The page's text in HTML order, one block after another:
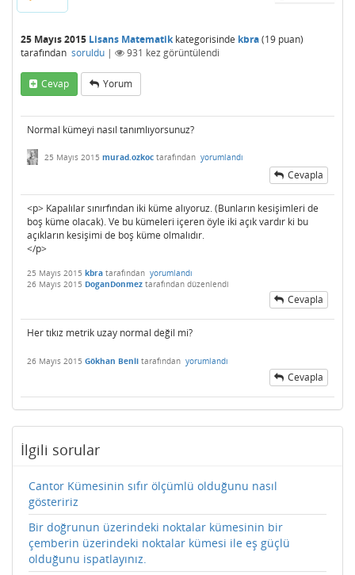
25 Mayıs 2015 Lisans Matematikkategorisinde kbra(19 puan)
tarafından soruldu | 931 kez görüntülendi
Cevap Yorum
Normal kümeyi nasıl tanımlıyorsunuz?
25 Mayıs 2015 murad.ozkoc tarafından yorumlandı
Cevapla
<p> Kapalılar sınırfından iki küme alıyoruz. (Bunların kesişimleri de
boş küme olacak). Ve bu kümeleri içeren öyle iki açık vardır ki bu
açıkların kesişimi de boş küme olmalıdır.
</p>
25 Mayıs 2015 kbra tarafından yorumlandı
26 Mayıs 2015 DoganDonmez tarafından düzenlendi
Cevapla
Her tıkız metrik uzay normal değil mi?
26 Mayıs 2015 Gökhan Benli tarafından yorumlandı
Cevapla
İlgili sorular
Cantor Kümesinin sıfır ölçümlü olduğunu nasıl
gösteririz
Bir doğrunun üzerindeki noktalar kümesinin bir
çemberin üzerindeki noktalar kümesi ile eş güçlü
olduğunu ispatlayınız.